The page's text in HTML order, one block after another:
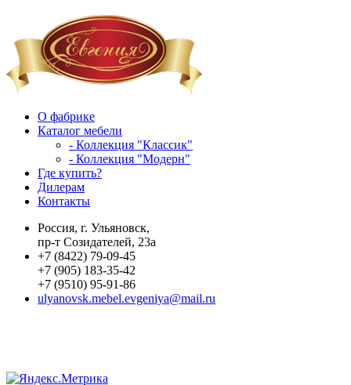
О фабрике
Каталог мебели
- Коллекция "Классик"
- Коллекция "Модерн"
Где купить?
Дилерам
Контакты
Россия, г. Ульяновск,
пр-т Созидателей, 23а
+7 (8422) 79-09-45
+7 (905) 183-35-42
+7 (9510) 95-91-86
ulyanovsk.mebel.evgeniya@mail.ru